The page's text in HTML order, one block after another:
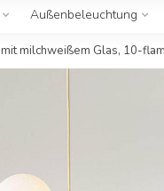
Außenbeleuchtung
milchweißem Glas, 10-